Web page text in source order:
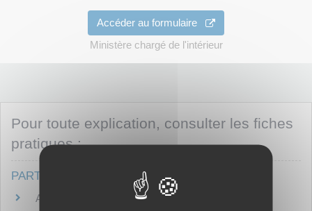
Accéder au formulaire
Ministère chargé de l'intérieur
Pour toute explication, consulter les fiches
pratiques :
PARTICULIERS
Attestation d'accueil